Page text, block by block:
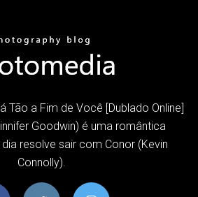
Tão a Fim de Você [Dublado Online]
Goodwin) é uma romântica
resolve sair com Conor (Kevin
Connolly).